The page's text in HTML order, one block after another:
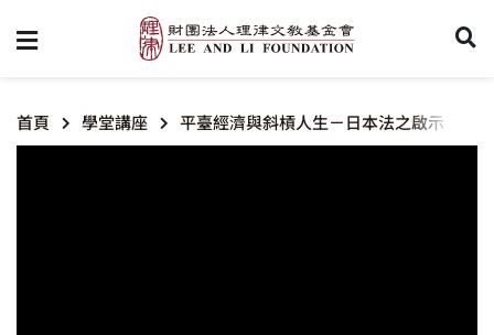
首頁 學堂講座 平臺經濟與斜槓人生－日本法之啟示